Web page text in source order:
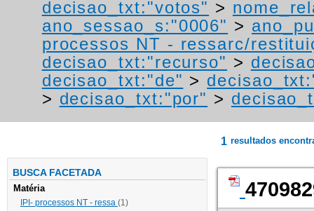
decisao_txt:"votos" >
ano_sessao_s:"0006" >
processos NT - ressarc/
decisao_txt:"recurso" >
decisao_txt:"de" >
> decisao_txt:"por" >
BUSCA FACETADA
Matéria
IPI- processos NT - ressa (1)
1 resultados